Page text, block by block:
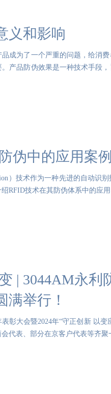
义和影响
成为了一个严重的问题，给消
产品防伪效果是一种技术手段
伪中的应用案例
）技术作为一种先进的自动识
RFID技术在其防伪体系中的应用
| 3044AM永利
满举行！
表彰大会暨2024年“守正创新 以
代表、部分在京客户代表等齐聚